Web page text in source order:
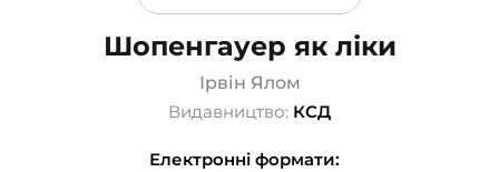
Шопенгауер як ліки
Ірвін Ялом
Видавництво: КСД
Електронні формати: